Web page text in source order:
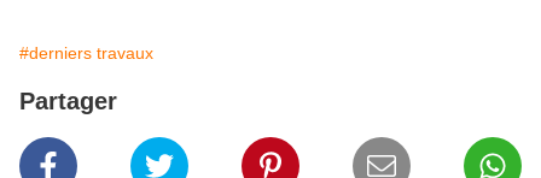
#derniers travaux
Partager